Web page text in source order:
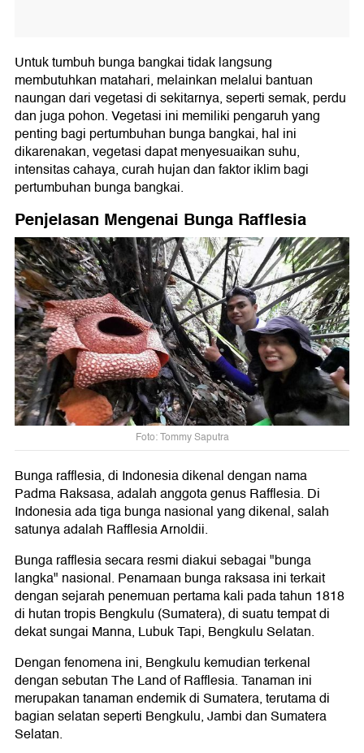
Untuk tumbuh bunga bangkai tidak langsung
membutuhkan matahari, melainkan melalui bantuan
naungan dari vegetasi di sekitarnya, seperti semak, perdu
dan juga pohon. Vegetasi ini memiliki pengaruh yang
penting bagi pertumbuhan bunga bangkai, hal ini
dikarenakan, vegetasi dapat menyesuaikan suhu,
intensitas cahaya, curah hujan dan faktor iklim bagi
pertumbuhan bunga bangkai.
Penjelasan Mengenai Bunga Rafflesia
Foto: Tommy Saputra
Bunga rafflesia, di Indonesia dikenal dengan nama
Padma Raksasa, adalah anggota genus Rafflesia. Di
Indonesia ada tiga bunga nasional yang dikenal, salah
satunya adalah Rafflesia Arnoldii.
Bunga rafflesia secara resmi diakui sebagai "bunga
langka" nasional. Penamaan bunga raksasa ini terkait
dengan sejarah penemuan pertama kali pada tahun 1818
di hutan tropis Bengkulu (Sumatera), di suatu tempat di
dekat sungai Manna, Lubuk Tapi, Bengkulu Selatan.
Dengan fenomena ini, Bengkulu kemudian terkenal
dengan sebutan The Land of Rafflesia. Tanaman ini
merupakan tanaman endemik di Sumatera, terutama di
bagian selatan seperti Bengkulu, Jambi dan Sumatera
Selatan.